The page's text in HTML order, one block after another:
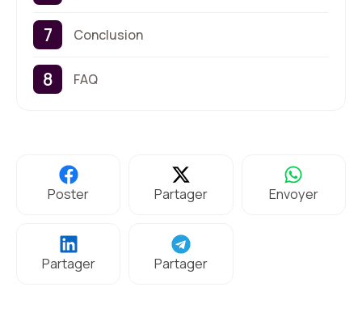
Conclusion
FAQ
Poster Partager Envoyer
Partager Partager